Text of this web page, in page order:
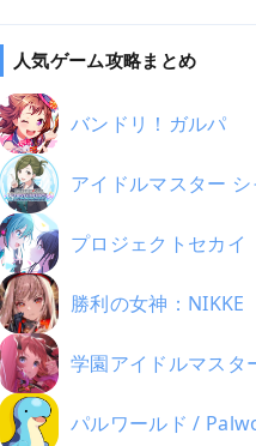
人気ゲーム攻略まとめ
バンドリ！ガルパ
アイドルマスター
プロジェクトセカイ
勝利の女神：NIKKE
学園アイドルマスタ
パルワールド /